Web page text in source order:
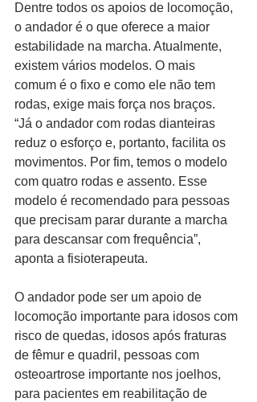
Dentre todos os apoios de locomoção,
o andador é o que oferece a maior
estabilidade na marcha. Atualmente,
existem vários modelos. O mais
comum é o fixo e como ele não tem
rodas, exige mais força nos braços.
“Já o andador com rodas dianteiras
reduz o esforço e, portanto, facilita os
movimentos. Por fim, temos o modelo
com quatro rodas e assento. Esse
modelo é recomendado para pessoas
que precisam parar durante a marcha
para descansar com frequência”,
aponta a fisioterapeuta.
O andador pode ser um apoio de
locomoção importante para idosos com
risco de quedas, idosos após fraturas
de fêmur e quadril, pessoas com
osteoartrose importante nos joelhos,
para pacientes em reabilitação de